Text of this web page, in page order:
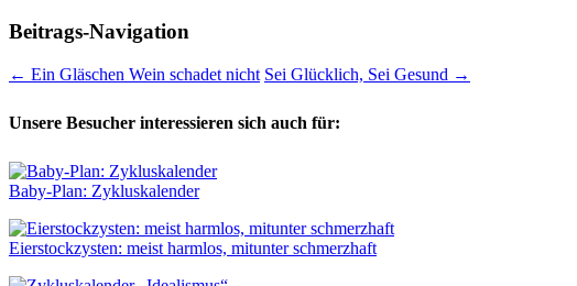
Beitrags-Navigation
← Ein Gläschen Wein schadet nicht Sei Glücklich, Sei Gesund →
Unsere Besucher interessieren sich auch für:
Baby-Plan: Zykluskalender
Eierstockzysten: meist harmlos, mitunter schmerzhaft